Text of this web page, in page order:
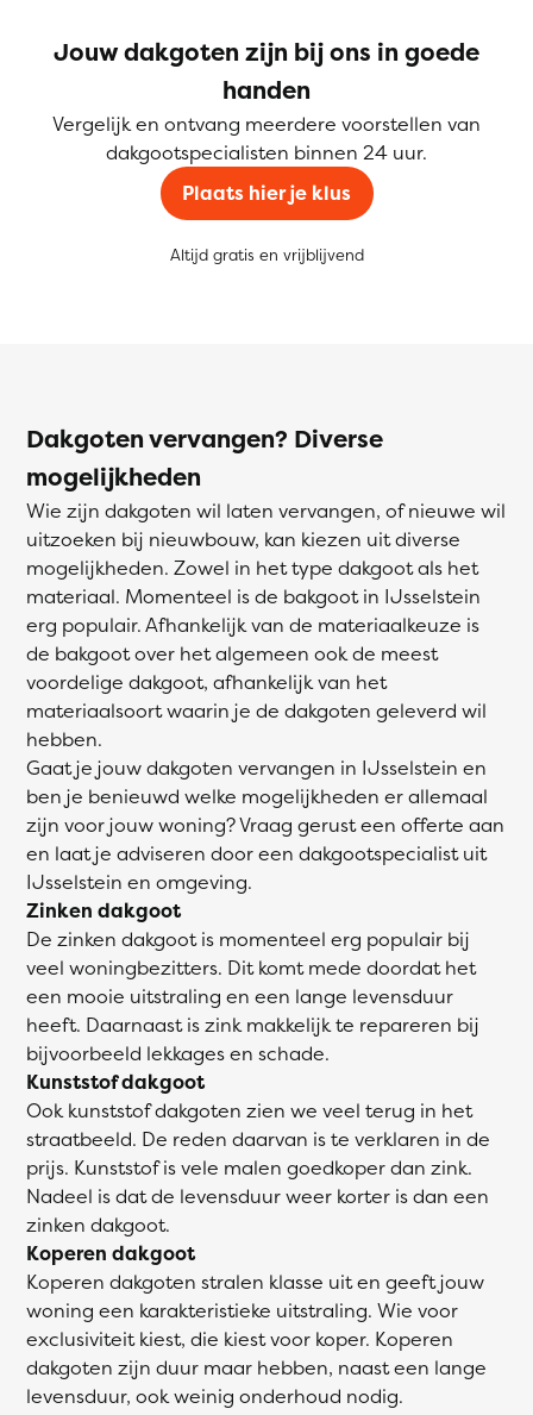
Jouw dakgoten zijn bij ons in goede
handen
Vergelijk en ontvang meerdere voorstellen van
dakgootspecialisten binnen 24 uur.
Plaats hier je klus
Altijd gratis en vrijblijvend
Dakgoten vervangen? Diverse
mogelijkheden
Wie zijn dakgoten wil laten vervangen, of nieuwe wil
uitzoeken bij nieuwbouw, kan kiezen uit diverse
mogelijkheden. Zowel in het type dakgoot als het
materiaal. Momenteel is de bakgoot in IJsselstein
erg populair. Afhankelijk van de materiaalkeuze is
de bakgoot over het algemeen ook de meest
voordelige dakgoot, afhankelijk van het
materiaalsoort waarin je de dakgoten geleverd wil
hebben.
Gaat je jouw dakgoten vervangen in IJsselstein en
ben je benieuwd welke mogelijkheden er allemaal
zijn voor jouw woning? Vraag gerust een offerte aan
en laat je adviseren door een dakgootspecialist uit
IJsselstein en omgeving.
Zinken dakgoot
De zinken dakgoot is momenteel erg populair bij
veel woningbezitters. Dit komt mede doordat het
een mooie uitstraling en een lange levensduur
heeft. Daarnaast is zink makkelijk te repareren bij
bijvoorbeeld lekkages en schade.
Kunststof dakgoot
Ook kunststof dakgoten zien we veel terug in het
straatbeeld. De reden daarvan is te verklaren in de
prijs. Kunststof is vele malen goedkoper dan zink.
Nadeel is dat de levensduur weer korter is dan een
zinken dakgoot.
Koperen dakgoot
Koperen dakgoten stralen klasse uit en geeft jouw
woning een karakteristieke uitstraling. Wie voor
exclusiviteit kiest, die kiest voor koper. Koperen
dakgoten zijn duur maar hebben, naast een lange
levensduur, ook weinig onderhoud nodig.